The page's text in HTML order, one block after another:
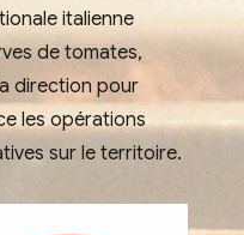
italienne
de tomates,
direction pour
les opérations
sur le territoire.